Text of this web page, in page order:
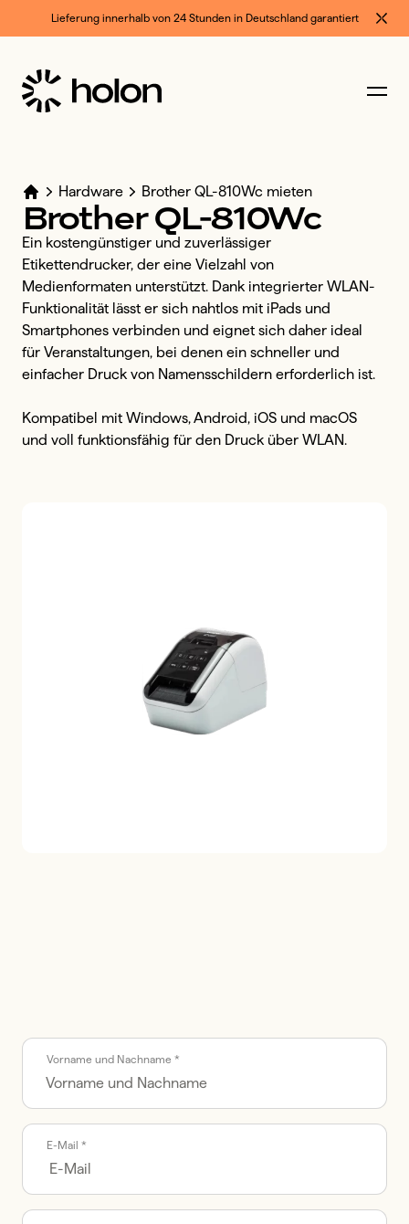
Lieferung innerhalb von 24 Stunden in Deutschland garantiert
Hardware Brother QL-810Wc mieten
Brother QL-810Wc
Ein kostengünstiger und zuverlässiger
Etikettendrucker, der eine Vielzahl von
Medienformaten unterstützt. Dank integrierter WLAN-
Funktionalität lässt er sich nahtlos mit iPads und
Smartphones verbinden und eignet sich daher ideal
für Veranstaltungen, bei denen ein schneller und
einfacher Druck von Namensschildern erforderlich ist.
Kompatibel mit Windows, Android, iOS und macOS
und voll funktionsfähig für den Druck über WLAN.
Call me back by fax
Vorname und Nachname *
E-Mail *